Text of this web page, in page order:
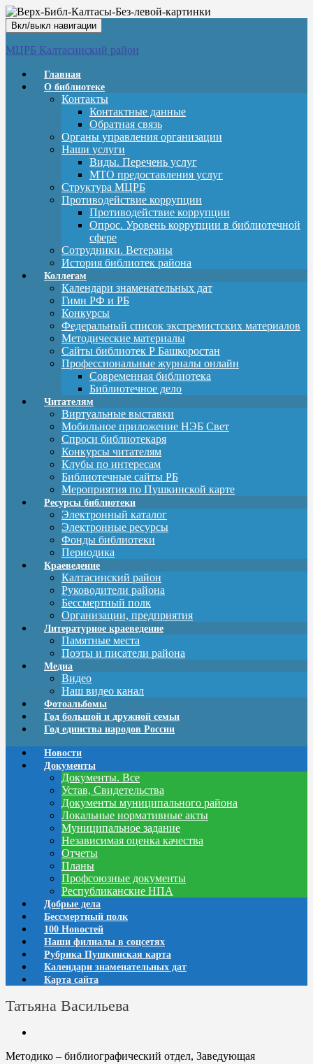
Вкл/выкл навигации
МЦРБ Калтасинский район
Главная
О библиотеке
Контакты
Контактные данные
Обратная связь
Органы управления организации
Наши услуги
Виды. Перечень услуг
МТО предоставления услуг
Структура МЦРБ
Противодействие коррупции
Противодействие коррупции
Опрос. Уровень коррупции в библиотечной
сфере
Сотрудники. Ветераны
История библиотек района
Коллегам
Календари знаменательных дат
Гимн РФ и РБ
Конкурсы
Федеральный список экстремистских материалов
Методические материалы
Сайты библиотек Р Башкоростан
Профессиональные журналы онлайн
Современная библиотека
Библиотечное дело
Читателям
Виртуальные выставки
Мобильное приложение НЭБ Свет
Спроси библиотекаря
Конкурсы читателям
Клубы по интересам
Библиотечные сайты РБ
Мероприятия по Пушкинской карте
Ресурсы библиотеки
Электронный каталог
Электронные ресурсы
Фонды библиотеки
Периодика
Краеведение
Калтасинский район
Руководители района
Бессмертный полк
Организации, предприятия
Литературное краеведение
Памятные места
Поэты и писатели района
Медиа
Видео
Наш видео канал
Фотоальбомы
Год большой и дружной семьи
Год единства народов России
Новости
Документы
Документы. Все
Устав, Свидетельства
Документы муниципального района
Локальные нормативные акты
Муниципальное задание
Независимая оценка качества
Отчеты
Планы
Профсоюзные документы
Республиканские НПА
Добрые дела
Бессмертный полк
100 Новостей
Наши филиалы в соцсетях
Рубрика Пушкинская карта
Календари знаменательных дат
Карта сайта
Татьяна Васильева
Методико – библиографический отдел, Заведующая